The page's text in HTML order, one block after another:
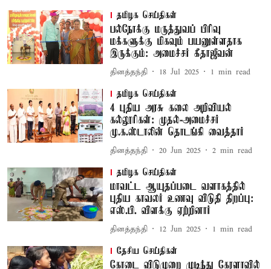
தமிழக செய்திகள்
பல்நோக்கு மருத்துவப் பிரிவு
மக்களுக்கு மிகவும் பயனுள்ளதாக
இருக்கும்: அமைச்சர் கீதாஜீவன்
தினத்தந்தி 18 Jul 2025 1 min read
தமிழக செய்திகள்
4 புதிய அரசு கலை அறிவியல்
கல்லூரிகள்: முதல்-அமைச்சர்
மு.க.ஸ்டாலின் தொடங்கி வைத்தார்
தினத்தந்தி 20 Jun 2025 2 min read
தமிழக செய்திகள்
மாவட்ட ஆயுதப்படை வளாகத்தில்
புதிய காவலர் உணவு விடுதி திறப்பு:
எஸ்.பி. விளக்கு ஏற்றினார்
தினத்தந்தி 12 Jun 2025 1 min read
தேசிய செய்திகள்
கோடை விடுமுறை முடிந்து கேரளாவில்